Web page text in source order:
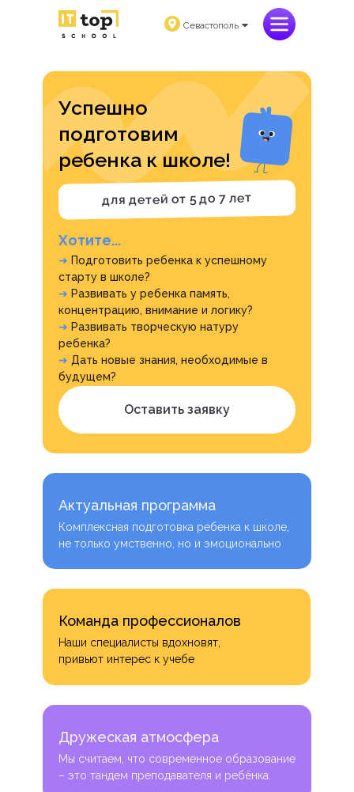
Севастополь
➜ Подготовить ребенка к успешному
старту в школе?
➜ Развивать у ребенка память,
концентрацию, внимание и логику?
➜ Развивать творческую натуру
ребенка?
➜ Дать новые знания, необходимые в
будущем?
Успешно
подготовим
ребенка к школе!
для детей от 5 до 7 лет
Оставить заявку
Хотите...
Дружеская атмосфера
Мы считаем, что современное образование
– это тандем преподавателя и ребёнка.
Команда профессионалов
Наши специалисты вдохновят,
привьют интерес к учебе
Актуальная программа
Комплексная подготовка ребенка к школе,
не только умственно, но и эмоционально